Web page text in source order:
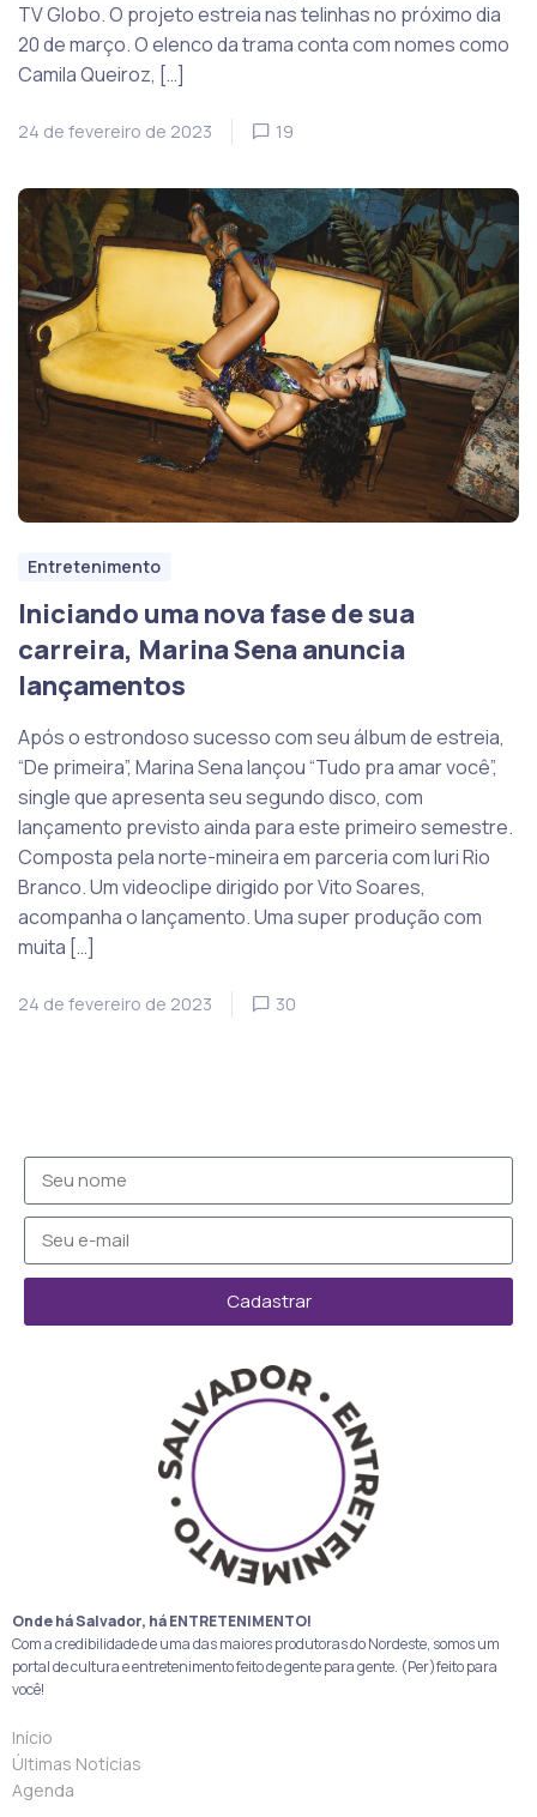
TV Globo. O projeto estreia nas telinhas no próximo dia
20 de março. O elenco da trama conta com nomes como
Camila Queiroz, […]
24 de fevereiro de 2023 19
Entretenimento
Iniciando uma nova fase de sua
carreira, Marina Sena anuncia
lançamentos
Após o estrondoso sucesso com seu álbum de estreia,
“De primeira”, Marina Sena lançou “Tudo pra amar você”,
single que apresenta seu segundo disco, com
lançamento previsto ainda para este primeiro semestre.
Composta pela norte-mineira em parceria com Iuri Rio
Branco. Um videoclipe dirigido por Vito Soares,
acompanha o lançamento. Uma super produção com
muita […]
24 de fevereiro de 2023 30
Cadastrar
Onde há Salvador, há ENTRETENIMENTO!
Com a credibilidade de uma das maiores produtoras do Nordeste, somos um
portal de cultura e entretenimento feito de gente para gente. (Per)feito para
você!
Início
Últimas Notícias
Agenda